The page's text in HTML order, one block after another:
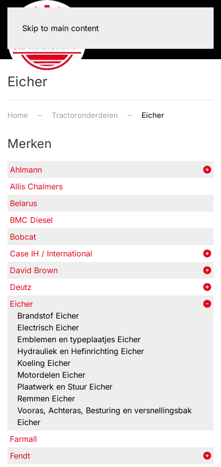
Skip to main content
Eicher
Home Tractoronderdelen Eicher
Merken
Ahlmann
Allis Chalmers
Belarus
BMC Diesel
Bobcat
Case IH / International
David Brown
Deutz
Eicher
Brandstof Eicher
Electrisch Eicher
Emblemen en typeplaatjes Eicher
Hydrauliek en Hefinrichting Eicher
Koeling Eicher
Motordelen Eicher
Plaatwerk en Stuur Eicher
Remmen Eicher
Vooras, Achteras, Besturing en versnellingsbak
Eicher
Farmall
Fendt